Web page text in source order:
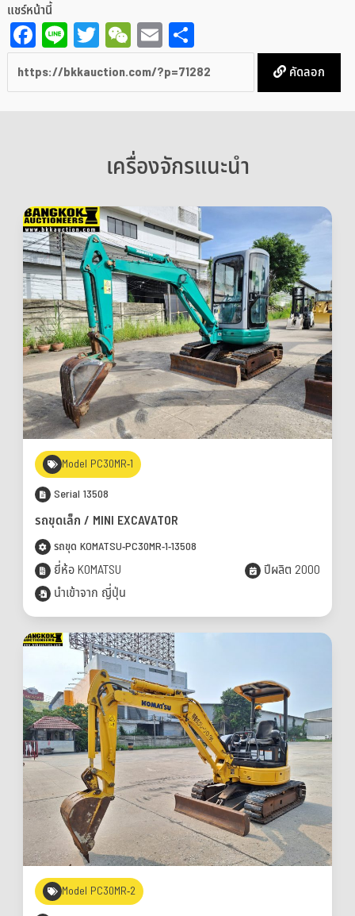
แชร์หน้านี้
Facebook
LineTwitter
WeChat
EmailShare
คัดลอก
เครื่องจักรแนะนำ
Model PC30MR-1
Serial 13508
รถขุดเล็ก / MINI EXCAVATOR
รถขุด KOMATSU-PC30MR-1-13508
ยี่ห้อ KOMATSU
ปีผลิต 2000
นำเข้าจาก ญี่ปุ่น
Model PC30MR-2